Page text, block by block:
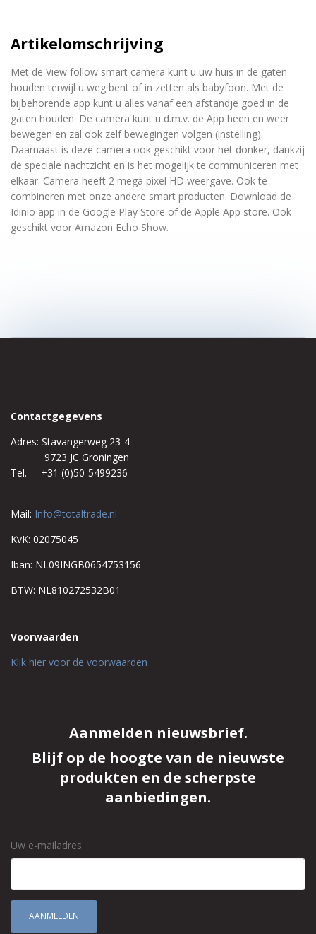
Artikelomschrijving
Met de View follow smart camera kunt u uw huis in de gaten
houden terwijl u weg bent of in zetten als babyfoon. Met de
bijbehorende app kunt u alles vanaf een afstandje goed in de
gaten houden. De camera kunt u d.m.v. de App heen en weer
bewegen en zal ook zelf bewegingen volgen (instelling).
Daarnaast is deze camera ook geschikt voor het donker, dankzij
de speciale nachtzicht en is het mogelijk te communiceren met
elkaar. Camera heeft 2 mega pixel HD weergave. Ook te
combineren met onze andere smart producten. Download de
Idinio app in de Google Play Store of de Apple App store. Ook
geschikt voor Amazon Echo Show.
Contactgegevens
Adres: Stavangerweg 23-4
9723 JC Groningen
Tel. +31 (0)50-5499236
Mail: Info@totaltrade.nl
KvK: 02075045
Iban: NL09INGB0654753156
BTW: NL810272532B01
Voorwaarden
Klik hier voor de voorwaarden
Aanmelden nieuwsbrief.
Blijf op de hoogte van de nieuwste
produkten en de scherpste
aanbiedingen.
Uw e-mailadres
AANMELDEN